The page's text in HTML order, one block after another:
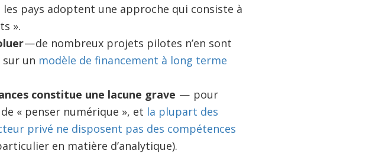
pays adoptent une approche qui consiste à
».
— de nombreux projets pilotes n’en sont
sur un modèle de financement à long terme
constitue une lacune grave — pour
« penser numérique », et la plupart des
privé ne disposent pas des compétences
en matière d’analytique).